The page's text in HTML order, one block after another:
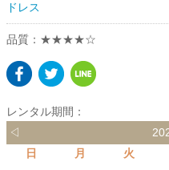
ドレス
品質：★★★★☆
レンタル期間：
◁
日
月 火